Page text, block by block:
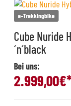
e-Trekkingbike
Cube Nuride
´n´black
Bei uns:
2.999,00